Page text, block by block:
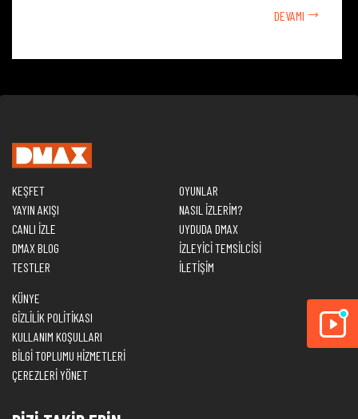
DEVAMI
KEŞFET
YAYIN AKIŞI
CANLI İZLE
DMAX BLOG
TESTLER
OYUNLAR
NASIL İZLERİM?
UYDUDA DMAX
İZLEYİCİ TEMSİLCİSİ
İLETİŞİM
KÜNYE
GİZLİLİK POLİTİKASI
KULLANIM KOŞULLARI
BİLGİ TOPLUMU HİZMETLERİ
ÇEREZLERİ YÖNET